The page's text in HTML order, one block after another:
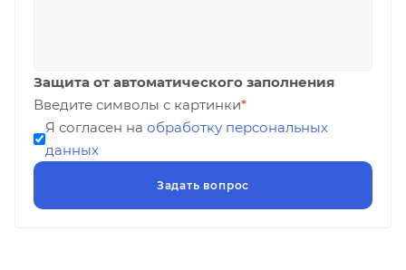
Защита от автоматического заполнения
Введите символы с картинки*
Я согласен на обработку персональных
данных